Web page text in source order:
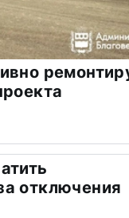
отключения